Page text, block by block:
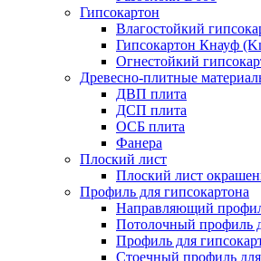
Гипсокартон
Влагостойкий
Гипсокартон Кнауф
Огнестойкий
Древесно-плитные
ДВП плита
ДСП плита
ОСБ плита
Фанера
Плоский лист
Плоский лист
Профиль для гипсокартона
Направляющий
Потолочный профиль
Профиль для
Стоечный профиль для